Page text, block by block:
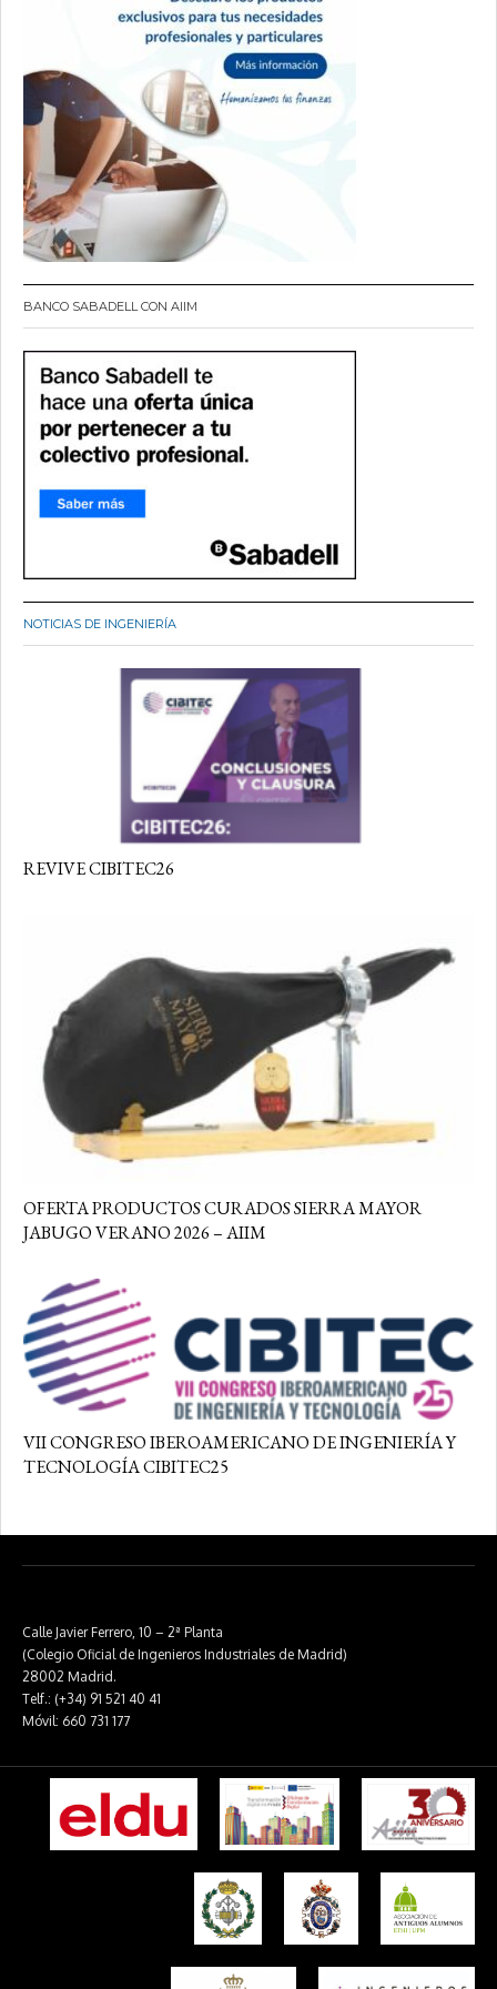
BANCO SABADELL CON AIIM
NOTICIAS DE INGENIERÍA
REVIVE CIBITEC26
OFERTA PRODUCTOS CURADOS SIERRA MAYOR
JABUGO VERANO 2026 – AIIM
VII CONGRESO IBEROAMERICANO DE INGENIERÍA Y
TECNOLOGÍA CIBITEC25
Calle Javier Ferrero, 10 – 2ª Planta
(Colegio Oficial de Ingenieros Industriales de Madrid)
28002 Madrid.
Telf.: (+34) 91 521 40 41
Móvil: 660 731 177